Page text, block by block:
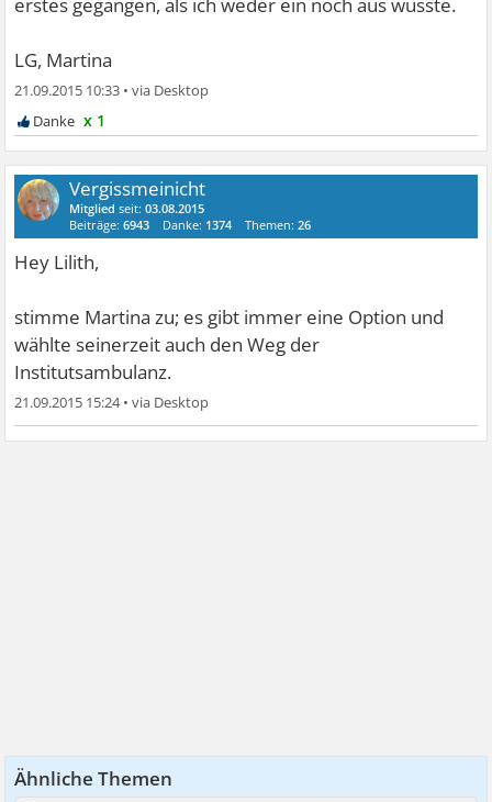
erstes gegangen, als ich weder ein noch aus wusste.
LG, Martina
21.09.2015 10:33 •
x 1
Vergissmeinicht
Mitglied seit:03.08.2015
Beiträge:6943 Danke: 1374 Themen:26
Hey Lilith,
stimme Martina zu; es gibt immer eine Option und
wählte seinerzeit auch den Weg der
Institutsambulanz.
21.09.2015 15:24•
Ähnliche Themen